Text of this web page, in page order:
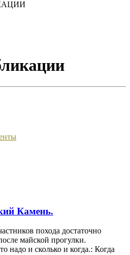
Камень.
похода достаточно
майской прогулки.
надо и сколько и когда.: Когда